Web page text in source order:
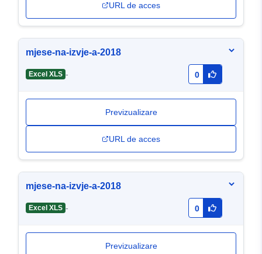
URL de acces
mjese-na-izvje-a-2018
Excel XLS - 0
Previzualizare
URL de acces
mjese-na-izvje-a-2018
Excel XLS - 0
Previzualizare